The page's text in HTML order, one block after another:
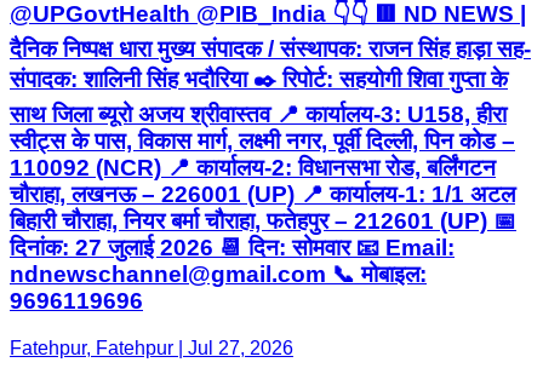
@UPGovtHealth @PIB_India 👇👇 🟥 ND NEWS |
दैनिक निष्पक्ष धारा मुख्य संपादक / संस्थापक: राजन सिंह हाड़ा सह-
संपादक: शालिनी सिंह भदौरिया ✒️ रिपोर्ट: सहयोगी शिवा गुप्ता के
साथ जिला ब्यूरो अजय श्रीवास्तव 📍 कार्यालय-3: U158, हीरा
स्वीट्स के पास, विकास मार्ग, लक्ष्मी नगर, पूर्वी दिल्ली, पिन कोड –
110092 (NCR) 📍 कार्यालय-2: विधानसभा रोड, बर्लिंगटन
चौराहा, लखनऊ – 226001 (UP) 📍 कार्यालय-1: 1/1 अटल
बिहारी चौराहा, नियर बर्मा चौराहा, फतेहपुर – 212601 (UP) 📅
दिनांक: 27 जुलाई 2026 📆 दिन: सोमवार 📧 Email:
ndnewschannel@gmail.com 📞 मोबाइल:
9696119696
Fatehpur, Fatehpur | Jul 27, 2026